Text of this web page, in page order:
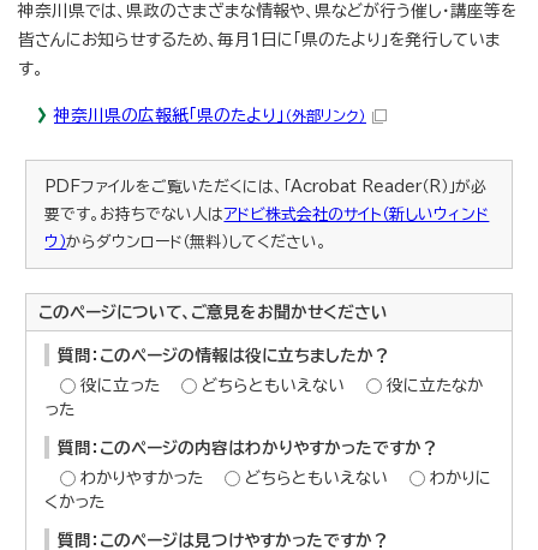
神奈川県では、県政のさまざまな情報や、県などが行う催し・講座等を
皆さんにお知らせするため、毎月1日に「県のたより」を発行していま
す。
神奈川県の広報紙「県のたより」 （外部リンク）
PDFファイルをご覧いただくには、「Acrobat Reader（R）」が必
要です。お持ちでない人はアドビ株式会社のサイト（新しいウィンド
ウ）からダウンロード（無料）してください。
このページについて、ご意見をお聞かせください
質問：このページの情報は役に立ちましたか？
役に立った
どちらともいえない
役に立たなか
った
質問：このページの内容はわかりやすかったですか？
わかりやすかった
どちらともいえない
わかりに
くかった
質問：このページは見つけやすかったですか？